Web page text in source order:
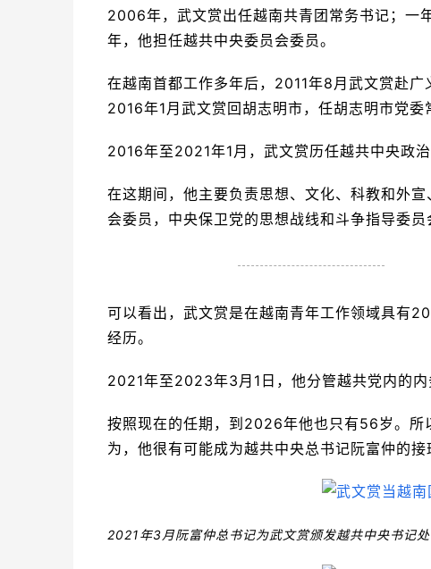
2006年，武文赏出任越南共青团常务书记；一
年，他担任越共中央委员会委员。
在越南首都工作多年后，2011年8月武文赏赴
2016年1月武文赏回胡志明市，任胡志明市党委
2016年至2021年1月，武文赏历任越共中央政
在这期间，他主要负责思想、文化、科教和外
会委员，中央保卫党的思想战线和斗争指导委员
可以看出，武文赏是在越南青年工作领域具有
经历。
2021年至2023年3月1日，他分管越共党内的内
按照现在的任期，到2026年他也只有56岁。所
为，他很有可能成为越共中央总书记阮富仲的接
2021年3月阮富仲总书记为武文赏颁发越共中央书记